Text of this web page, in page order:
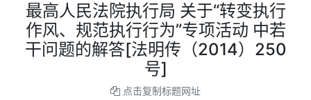
最高人民法院执行局 关于“转变执行
作风、规范执行行为”专项活动 中若
干问题的解答[法明传（2014）250
号]
点击复制标题网址